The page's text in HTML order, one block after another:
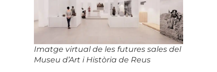
Imatge virtual de les futures sales del
Museu d’Art i Història de Reus